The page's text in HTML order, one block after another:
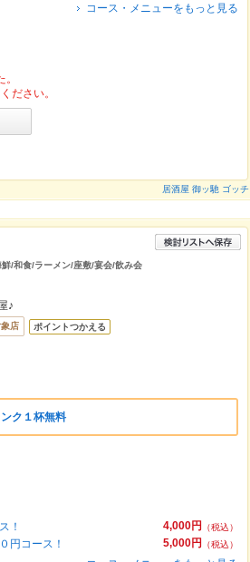
コース・メニューをもっと見る
ださい。
居酒屋 御ッ馳 ゴッチ
/和食/ラーメン/座敷/宴会/飲み会
♪
店 ポイントつかえる
ンク１杯無料
4,000円
（税込）
！
5,000円
（税込）
円コース！